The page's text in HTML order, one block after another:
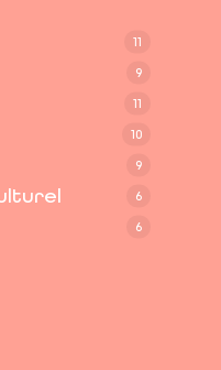
11
9
11
10
9
6
6